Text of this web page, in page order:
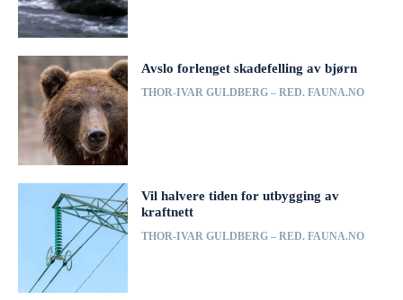
Avslo forlenget skadefelling av bjørn
THOR-IVAR GULDBERG – RED. FAUNA.NO
Vil halvere tiden for utbygging av
kraftnett
THOR-IVAR GULDBERG – RED. FAUNA.NO